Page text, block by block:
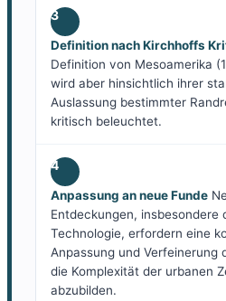
3
Definition nach Kirchhoffs
Definition von Mesoamerika
wird aber hinsichtlich ihrer
Auslassung bestimmter
kritisch beleuchtet.
4
Anpassung an neue Funde
Entdeckungen, insbesondere
Technologie, erfordern eine
Anpassung und Verfeinerung
die Komplexität der urbanen
abzubilden.